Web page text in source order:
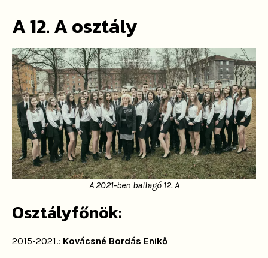
A 12. A osztály
A 2021-ben ballagó 12. A
Osztályfőnök:
2015-2021.: Kovácsné Bordás Enikő